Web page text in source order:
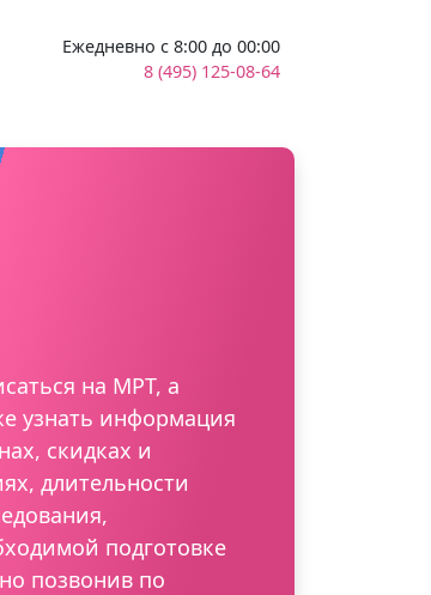
Ежедневно с 8:00 до 00:00
8 (495) 125-08-64
на МРТ, а
узнать информация
скидках и
длительности
подготовке
позвонив по